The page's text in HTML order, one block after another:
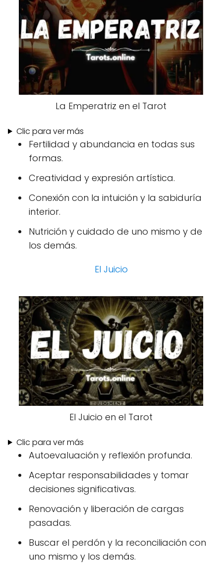
La Emperatriz en el Tarot
Clic para ver más
Fertilidad y abundancia en todas sus
formas.
Creatividad y expresión artística.
Conexión con la intuición y la sabiduría
interior.
Nutrición y cuidado de uno mismo y de
los demás.
El Juicio
El Juicio en el Tarot
Clic para ver más
Autoevaluación y reflexión profunda.
Aceptar responsabilidades y tomar
decisiones significativas.
Renovación y liberación de cargas
pasadas.
Buscar el perdón y la reconciliación con
uno mismo y los demás.